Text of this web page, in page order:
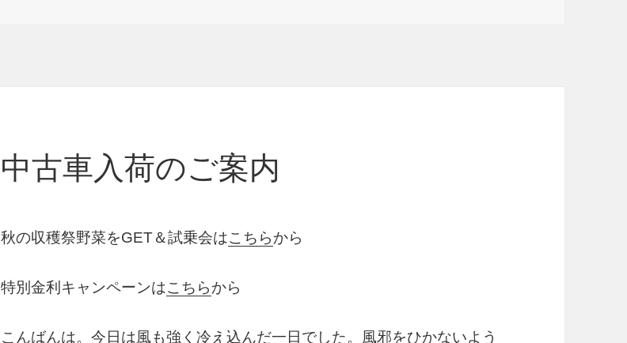
中古車入荷のご案内
秋の収穫祭野菜をGET＆試乗会はこちらから
特別金利キャンペーンはこちらから
こんばんは。今日は風も強く冷え込んだ一日でした。風邪をひかないよう